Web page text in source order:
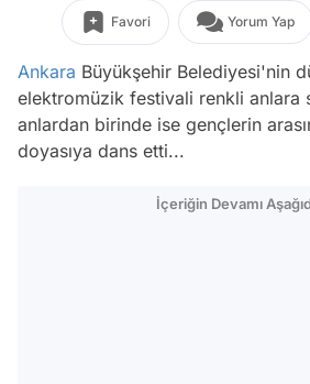
Favori Yorum Yap
Ankara Büyükşehir Belediyesi'nin
elektromüzik festivali renkli anlara
anlardan birinde ise gençlerin
doyasıya dans etti...
İçeriğin Devamı